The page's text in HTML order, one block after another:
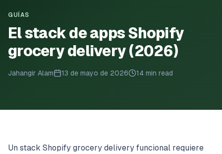
GUÍAS
El stack de apps Shopify
grocery delivery (2026)
Jahangir Alam 13 de mayo de 2026 14 min read
Un stack Shopify grocery delivery funcional requiere